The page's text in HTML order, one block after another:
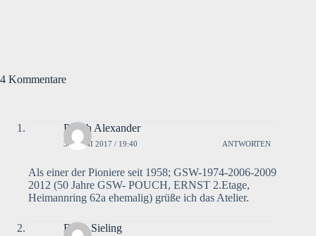
4 Kommentare
Pouch Alexander
30. JUNI 2017 / 19:40 ANTWORTEN
Als einer der Pioniere seit 1958; GSW-1974-2006-2009
2012 (50 Jahre GSW- POUCH, ERNST 2.Etage,
Heimannring 62a ehemalig) grüße ich das Atelier.
Bodo Sieling